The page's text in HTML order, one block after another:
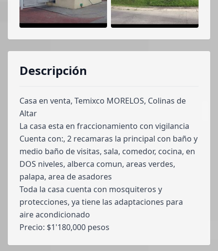
Descripción
Casa en venta, Temixco MORELOS, Colinas de
Altar
La casa esta en fraccionamiento con vigilancia
Cuenta con:, 2 recamaras la principal con baño y
medio baño de visitas, sala, comedor, cocina, en
DOS niveles, alberca comun, areas verdes,
palapa, area de asadores
Toda la casa cuenta con mosquiteros y
protecciones, ya tiene las adaptaciones para
aire acondicionado
Precio: $1'180,000 pesos